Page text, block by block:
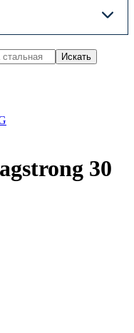
Искать
30